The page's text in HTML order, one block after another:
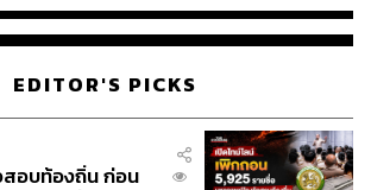
ฑ์ ซึ่งจ็อบส์จะไม่มีวันปล่อยให้สินค้าและ
กันเด็ดขาด
ยอมทำเรื่องยากลำบาก หรือการไม่เลือก
ๆ ในคอมฟอร์ตโซนแสนสบายใจเรื่องนี้วิน
ามกดดันมากมายในการเริ่มต้นธุรกิจมัก
จ่ายหนี้-แอบระบุแบรนด์
EDITOR'S PICKS
อบท้องถิ่น ก่อน